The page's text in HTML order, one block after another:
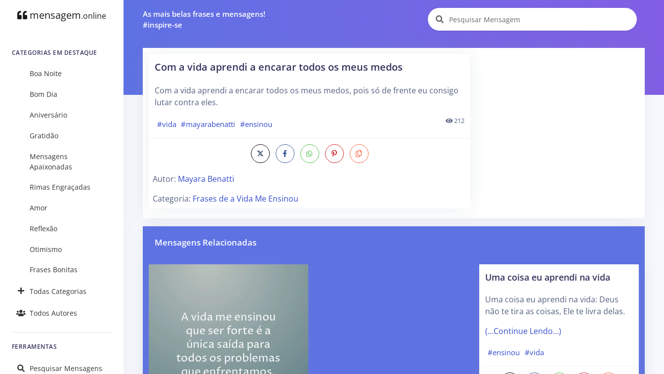
mensagem.online
CATEGORIAS EM DESTAQUE
Boa Noite
Bom Dia
Aniversário
Gratidão
Mensagens
Apaixonadas
Rimas Engraçadas
Amor
Reflexão
Otimismo
Frases Bonitas
Todas Categorias
Todos Autores
FERRAMENTAS
Pesquisar Mensagens
As mais belas frases e mensagens!
#inspire-se
Com a vida aprendi a encarar todos os meus medos
Com a vida aprendi a encarar todos os meus medos, pois só de frente eu consigo
lutar contra eles.
#vida #mayarabenatti #ensinou 212
Autor: Mayara Benatti
Categoria: Frases de a Vida Me Ensinou
Mensagens Relacionadas
Uma coisa eu aprendi na vida
Uma coisa eu aprendi na vida: Deus
não te tira as coisas, Ele te livra delas.
(…Continue Lendo…)
#ensinou #vida